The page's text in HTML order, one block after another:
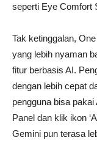
seperti Eye Comfort
Tak ketinggalan,
yang lebih nyaman
fitur berbasis AI.
dengan lebih cepat
pengguna bisa
Panel dan klik ikon
Gemini pun terasa